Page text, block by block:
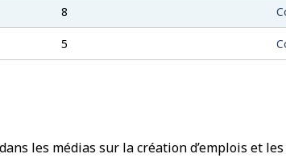
8
5
les médias sur la création d’emplois et